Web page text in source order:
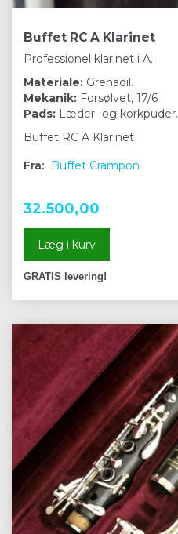
Buffet RC A Klarinet
Professionel klarinet i A.
Materiale: Grenadil.
Mekanik: Forsølvet, 17/6
Pads: Læder- og korkpuder.
Buffet RC A Klarinet
Fra: Buffet Crampon
32.500,00
Læg i kurv
GRATIS levering!